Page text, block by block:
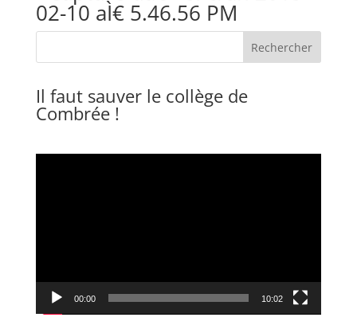
Il faut sauver le collège de
Combrée !
00:00 10:02